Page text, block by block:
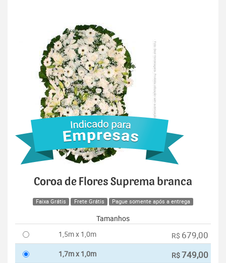
Coroa de Flores Suprema branca
Faixa Grátis Frete Grátis Pague somente após a entrega
Tamanhos
1,5m x 1,0m
R$ 679,00
1,7m x 1,0m R$749,00